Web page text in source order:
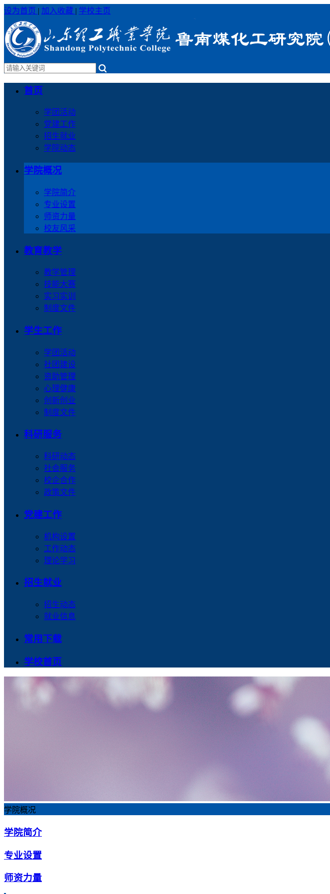
设为首页 | 加入收藏 | 学校主页
首页
学团活动
党建工作
招生就业
学院动态
学院概况
学院简介
专业设置
师资力量
校友风采
教育教学
教学管理
技能大赛
实习实训
制度文件
学生工作
学团活动
社团建设
资助管理
心理健康
创新创业
制度文件
科研服务
科研动态
社会服务
校企合作
政策文件
党建工作
机构设置
工作动态
理论学习
招生就业
招生动态
就业信息
常用下载
学校首页
学院概况
学院简介
专业设置
师资力量